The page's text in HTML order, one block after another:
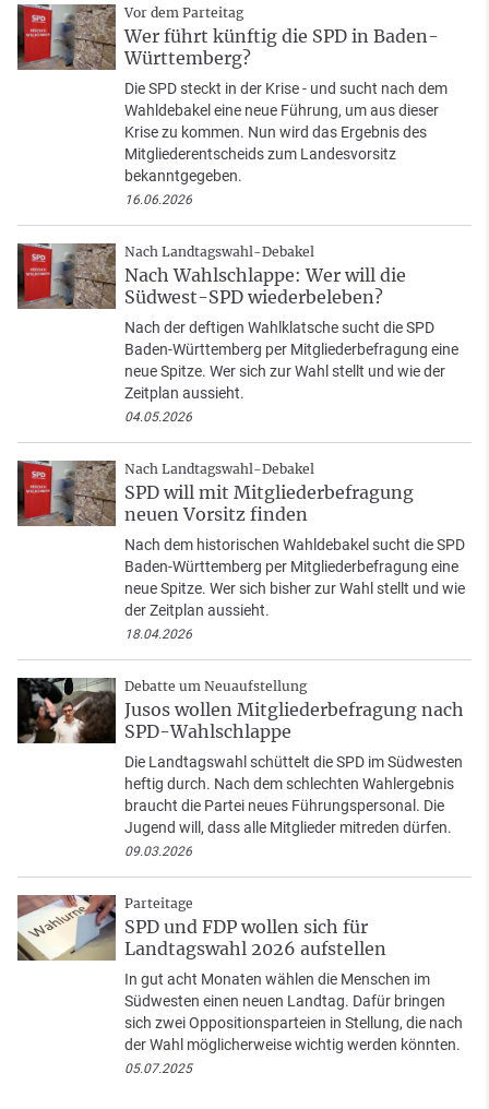
Vor dem Parteitag
Wer führt künftig die SPD in Baden-
Württemberg?
Die SPD steckt in der Krise - und sucht nach dem
Wahldebakel eine neue Führung, um aus dieser
Krise zu kommen. Nun wird das Ergebnis des
Mitgliederentscheids zum Landesvorsitz
bekanntgegeben.
16.06.2026
Nach Landtagswahl-Debakel
Nach Wahlschlappe: Wer will die
Südwest-SPD wiederbeleben?
Nach der deftigen Wahlklatsche sucht die SPD
Baden-Württemberg per Mitgliederbefragung eine
neue Spitze. Wer sich zur Wahl stellt und wie der
Zeitplan aussieht.
04.05.2026
Nach Landtagswahl-Debakel
SPD will mit Mitgliederbefragung
neuen Vorsitz finden
Nach dem historischen Wahldebakel sucht die SPD
Baden-Württemberg per Mitgliederbefragung eine
neue Spitze. Wer sich bisher zur Wahl stellt und wie
der Zeitplan aussieht.
18.04.2026
Debatte um Neuaufstellung
Jusos wollen Mitgliederbefragung nach
SPD-Wahlschlappe
Die Landtagswahl schüttelt die SPD im Südwesten
heftig durch. Nach dem schlechten Wahlergebnis
braucht die Partei neues Führungspersonal. Die
Jugend will, dass alle Mitglieder mitreden dürfen.
09.03.2026
Parteitage
SPD und FDP wollen sich für
Landtagswahl 2026 aufstellen
In gut acht Monaten wählen die Menschen im
Südwesten einen neuen Landtag. Dafür bringen
sich zwei Oppositionsparteien in Stellung, die nach
der Wahl möglicherweise wichtig werden könnten.
05.07.2025